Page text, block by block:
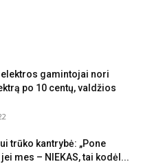
gamintojai nori
po 10 centų, valdžios
trūko kantrybė: „Pone
mes – NIEKAS, tai kodėl...